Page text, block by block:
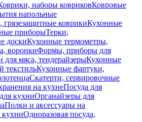
наборы ковриковКовровые
напольные
коврикиКухонные
приборыТерки,
доскиКухонные термометры,
воронкиФормы, приборы для
для мяса, тендерайзерыКухонные
текстильКухонные фартуки,
Скатерти, сервировочные
на кухнеПосуда для
кухниОрганайзеры для
Полки и аксессуары на
кухниОдноразовая посуда,